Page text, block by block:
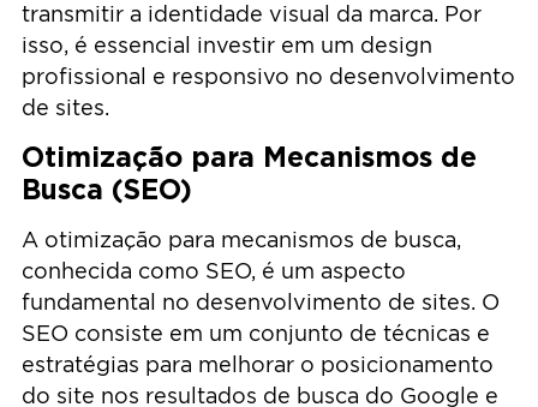
transmitir a identidade visual da marca. Por
isso, é essencial investir em um design
profissional e responsivo no desenvolvimento
de sites.
Otimização para Mecanismos de
Busca (SEO)
A otimização para mecanismos de busca,
conhecida como SEO, é um aspecto
fundamental no desenvolvimento de sites. O
SEO consiste em um conjunto de técnicas e
estratégias para melhorar o posicionamento
do site nos resultados de busca do Google e